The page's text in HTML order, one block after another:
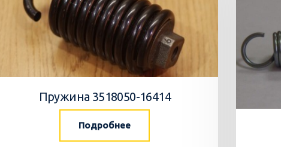
Пружина 3518050-16414
Подробнее